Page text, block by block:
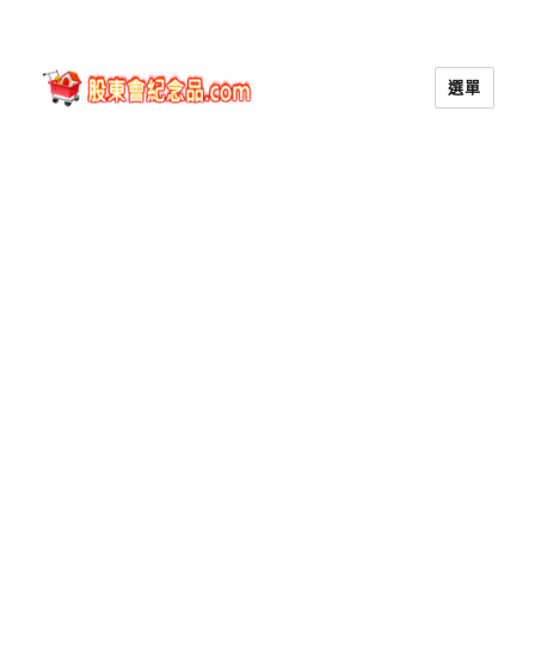
選單